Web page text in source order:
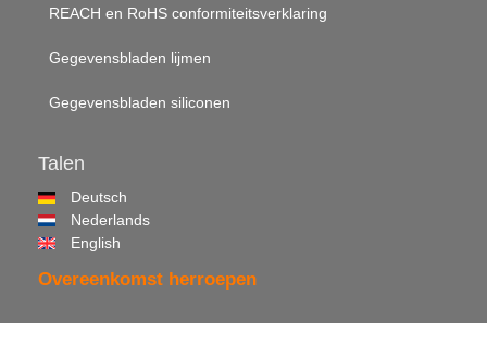
REACH en RoHS conformiteitsverklaring
Gegevensbladen lijmen
Gegevensbladen siliconen
Talen
Deutsch
Nederlands
English
Overeenkomst herroepen